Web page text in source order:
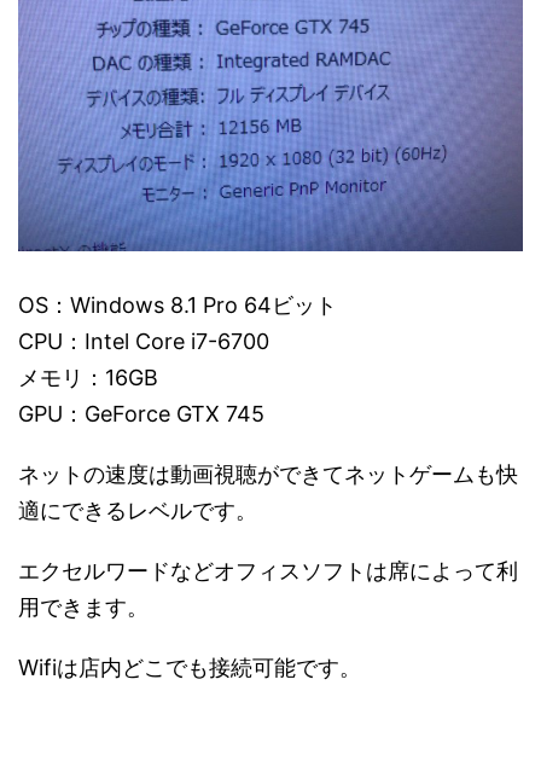
OS：Windows 8.1 Pro 64ビット
CPU：Intel Core i7-6700
メモリ：16GB
GPU：GeForce GTX 745
ネットの速度は動画視聴ができてネットゲームも快
適にできるレベルです。
エクセルワードなどオフィスソフトは席によって利
用できます。
Wifiは店内どこでも接続可能です。